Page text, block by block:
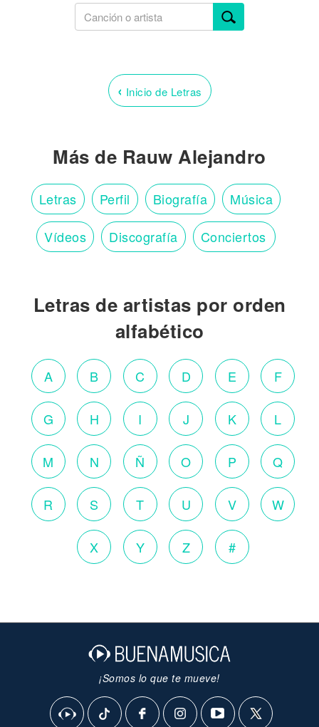
‹ Inicio de Letras
Más de Rauw Alejandro
Letras Perfil Biografía Música
Vídeos Discografía Conciertos
Letras de artistas por orden
alfabético
A B C D E F
G H I J K L
M N Ñ O P Q
R S T U V W
X Y Z #
¡Somos lo que te mueve!